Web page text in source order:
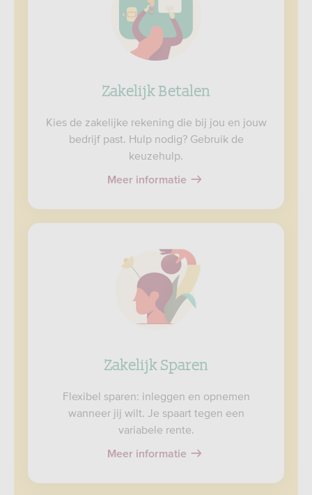
Zakelijk Betalen
Kies de zakelijke rekening die bij jou en jouw
bedrijf past. Hulp nodig? Gebruik de
keuzehulp.
Meer informatie
Zakelijk Sparen
Flexibel sparen: inleggen en opnemen
wanneer jij wilt. Je spaart tegen een
variabele rente.
Meer informatie